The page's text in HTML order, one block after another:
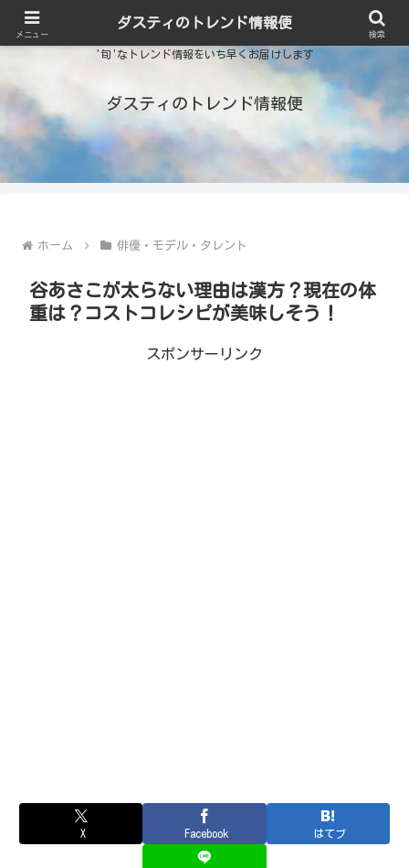
'旬'なトレンド情報をいち早くお届けします
ダスティのトレンド情報便
ホーム 俳優・モデル・タレント
谷あさこが太らない理由は漢方？現在の体
重は？コストコレシピが美味しそう！
スポンサーリンク
X Facebook はてブ
メニュー
ダスティのトレンド情報便
検索